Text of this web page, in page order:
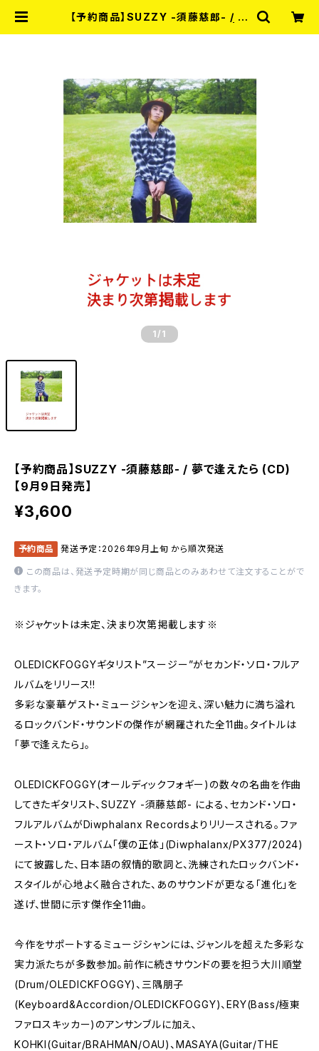
【予約商品】SUZZY -須藤慈郎- / 夢
1 /1
【予約商品】SUZZY -須藤慈郎- / 夢で逢えたら (CD)
【9月9日発売】
¥3,600
予約商品 発送予定：2026年9月上旬 から順次発送
この商品は、発送予定時期が同じ商品とのみあわせて注文することがで
きます。
※ジャケットは未定、決まり次第掲載します※
OLEDICKFOGGYギタリスト”スージー”がセカンド・ソロ・フルア
ルバムをリリース!!
多彩な豪華ゲスト・ミュージシャンを迎え、深い魅力に満ち溢れ
るロックバンド・サウンドの傑作が網羅された全11曲。タイトルは
「夢で逢えたら」。
OLEDICKFOGGY(オールディックフォギー)の数々の名曲を作曲
してきたギタリスト、SUZZY -須藤慈郎- による、セカンド・ソロ・
フルアルバムがDiwphalanx Recordsよりリリースされる。ファ
ースト・ソロ・アルバム「僕の正体」(Diwphalanx/PX377/2024)
にて披露した、日本語の叙情的歌詞と、洗練されたロックバンド・
スタイルが心地よく融合された、あのサウンドが更なる「進化」を
遂げ、世間に示す傑作全11曲。
今作をサポートするミュージシャンには、ジャンルを超えた多彩な
実力派たちが多数参加。前作に続きサウンドの要を担う大川順堂
(Drum/OLEDICKFOGGY)、三隅朋子
(Keyboard&Accordion/OLEDICKFOGGY)、ERY(Bass/極東
ファロスキッカー)のアンサンブルに加え、
KOHKI(Guitar/BRAHMAN/OAU)、MASAYA(Guitar/THE